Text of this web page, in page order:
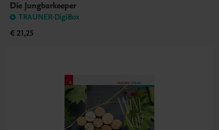
Die Jungbarkeeper
TRAUNER-DigiBox
€ 21,25